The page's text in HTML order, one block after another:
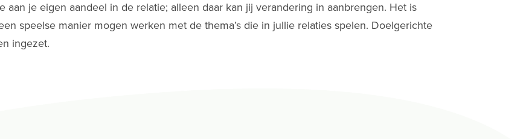
je eigen aandeel in de relatie; alleen daar kan jij verandering in aanbrengen. Het is
speelse manier mogen werken met de thema’s die in jullie relaties spelen. Doelgerichte
ingezet.